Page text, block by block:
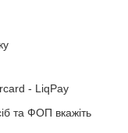
- LiqPay
та ФОП вкажіть